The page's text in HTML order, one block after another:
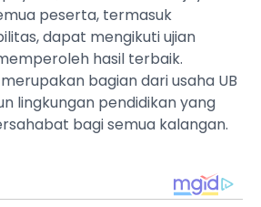
peserta, termasuk
dapat mengikuti ujian
hasil terbaik.
bagian dari usaha UB
lingkungan pendidikan yang
bagi semua kalangan.